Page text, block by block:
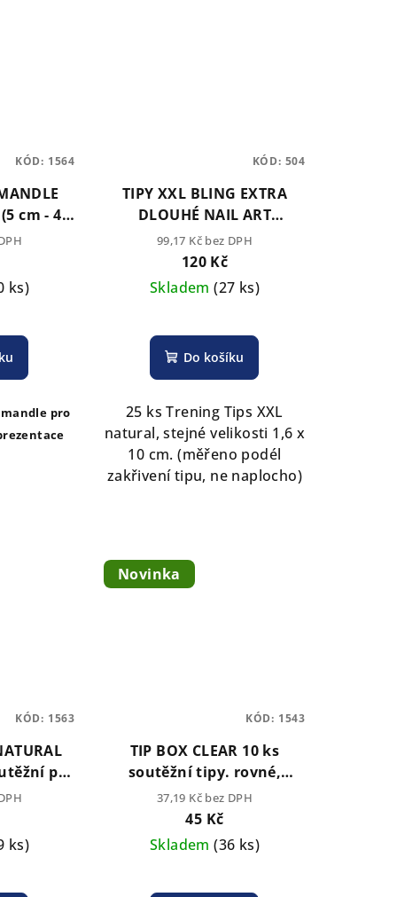
cm - 4
Art .
ks)
pro
KÓD: 1564
TIPY XXL BLING EXTRA
DLOUHÉ NAIL ART
NATURAL (25 ks stejné
velikosti 10 cm)
99,17 Kč bez DPH
120 Kč
Skladem(27 ks)
hodnocení
produktu
je
5,0
z
5
hvězdiček.
Do košíku
25 ks Trening Tips XXL
natural, stejné velikosti 1,6 x
10 cm. (měřeno podél
zakřivení tipu, ne naplocho)
KÓD: 504
pro
ks)
KÓD: 1563
Novinka
TIP BOX CLEAR 10 ks
soutěžní tipy. rovné,
průhledné ( 9,5 cm - 6 cm )
37,19 Kč bez DPH
45 Kč
Skladem(36 ks)
KÓD: 1543